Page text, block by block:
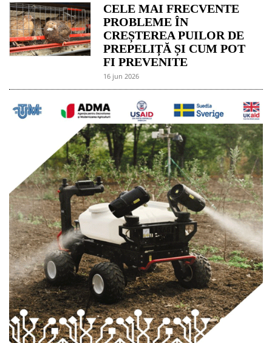
CELE MAI FRECVENTE
PROBLEME ÎN
CREȘTEREA PUILOR DE
PREPELIȚĂ ȘI CUM POT
FI PREVENITE
16 jun 2026